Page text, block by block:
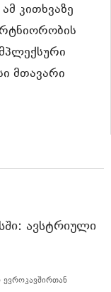
კითხვაზე
მთავარი
ᲐᲕᲡᲢᲠᲘᲣᲚᲘ